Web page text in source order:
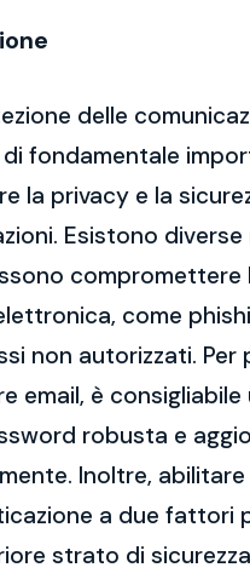
delle
di fondamentale
la privacy e la
Esistono diverse
compromettere
come
non autorizzati. Per
email, è consigliabile
robusta e
Inoltre, abilitare
a due fattori
strato di